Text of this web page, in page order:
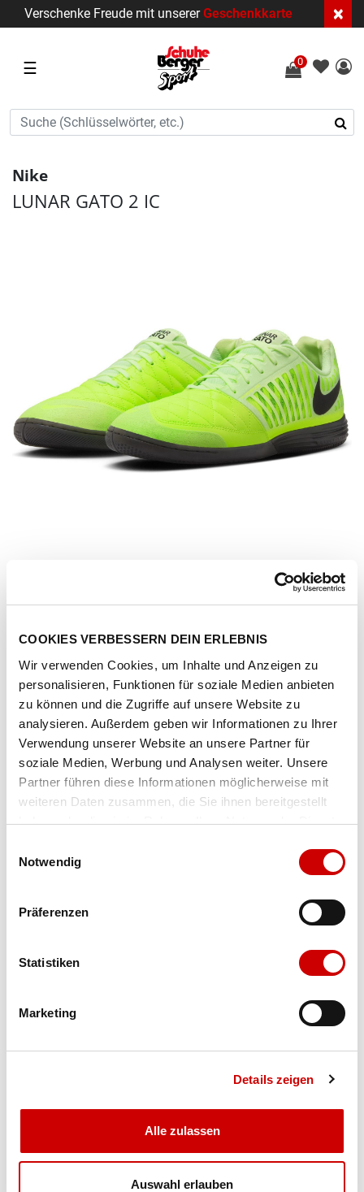
COOKIES VERBESSERN DEIN ERLEBNIS
Wir verwenden Cookies, um Inhalte und Anzeigen zu
personalisieren, Funktionen für soziale Medien anbieten
zu können und die Zugriffe auf unsere Website zu
analysieren. Außerdem geben wir Informationen zu Ihrer
Verwendung unserer Website an unsere Partner für
soziale Medien, Werbung und Analysen weiter. Unsere
Partner führen diese Informationen möglicherweise mit
weiteren Daten zusammen, die Sie ihnen bereitgestellt
haben oder die sie im Rahmen Ihrer Nutzung der Dienste
Notwendig
Präferenzen
Statistiken
Marketing
Details zeigen
Alle zulassen
Auswahl erlauben
Verschenke Freude mit unsererGeschenkkarte ×
☰ 0
Nike
LUNAR GATO 2 IC
Artikel-Nr.580456-012-BLACK-VOLT
Farbe BLACK/VOLT
IN DEN WARENKORB
Bis 17:00 Uhr bestellen: morgen geliefert - ab CHF 50.00
Produktbeschreibung